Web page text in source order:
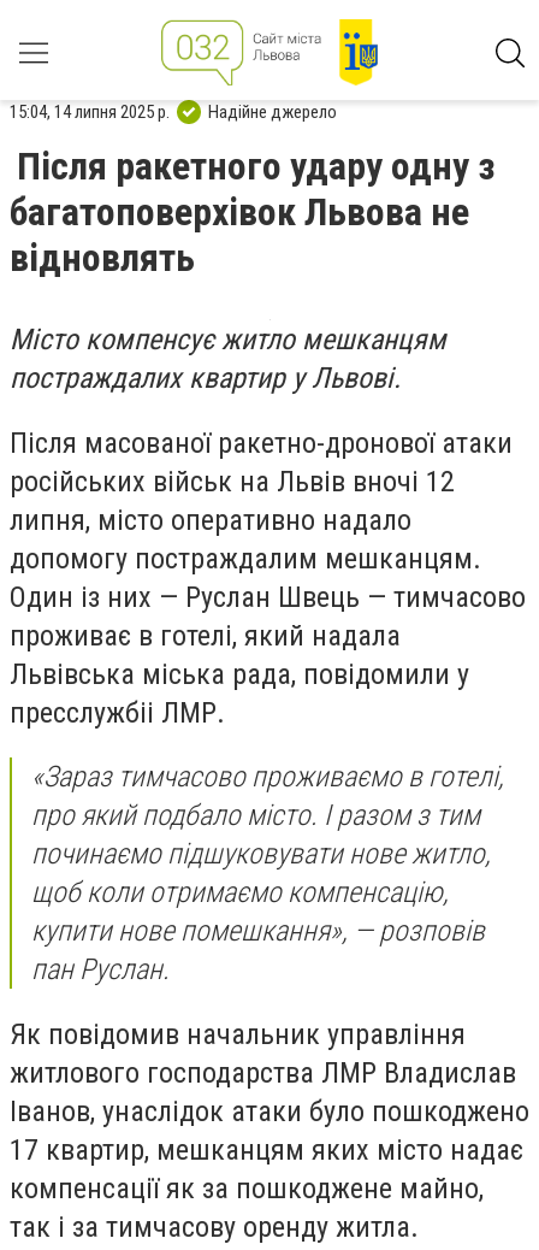
15:04, 14 липня 2025 р. Надійне джерело
Після ракетного удару одну з
багатоповерхівок Львова не
відновлять
Місто компенсує житло мешканцям
постраждалих квартир у Львові.
Після масованої ракетно-дронової атаки
російських військ на Львів вночі 12
липня, місто оперативно надало
допомогу постраждалим мешканцям.
Один із них — Руслан Швець — тимчасово
проживає в готелі, який надала
Львівська міська рада, повідомили у
пресслужбіі ЛМР.
«Зараз тимчасово проживаємо в готелі,
про який подбало місто. І разом з тим
починаємо підшуковувати нове житло,
щоб коли отримаємо компенсацію,
купити нове помешкання», — розповів
пан Руслан.
Як повідомив начальник управління
житлового господарства ЛМР Владислав
Іванов, унаслідок атаки було пошкоджено
17 квартир, мешканцям яких місто надає
компенсації як за пошкоджене майно,
так і за тимчасову оренду житла.